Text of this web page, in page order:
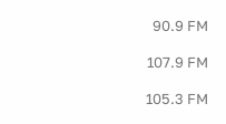
90.9 FM
107.9 FM
105.3 FM